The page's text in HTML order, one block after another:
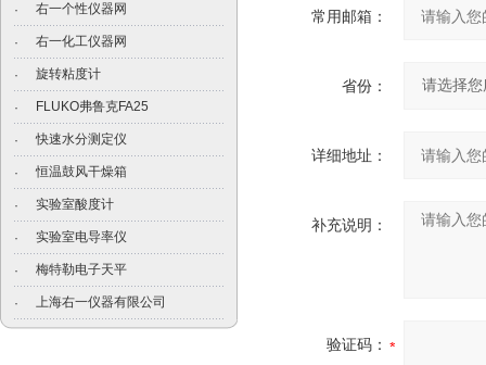
· 右一个性仪器网
· 右一化工仪器网
· 旋转粘度计
· FLUKO弗鲁克FA25
· 快速水分测定仪
· 恒温鼓风干燥箱
· 实验室酸度计
· 实验室电导率仪
· 梅特勒电子天平
· 上海右一仪器有限公司
常用邮箱：
省份：
详细地址：
补充说明：
验证码：